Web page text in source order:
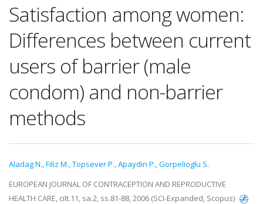
Satisfaction among women:
Differences between current
users of barrier (male
condom) and non-barrier
methods
Aladag N.,Filiz M.,Topsever P.,Apaydin P.,Gorpelioglu S.
EUROPEAN JOURNAL OF CONTRACEPTION AND REPRODUCTIVE
HEALTH CARE, cilt.11, sa.2, ss.81-88, 2006 (SCI-Expanded, Scopus)